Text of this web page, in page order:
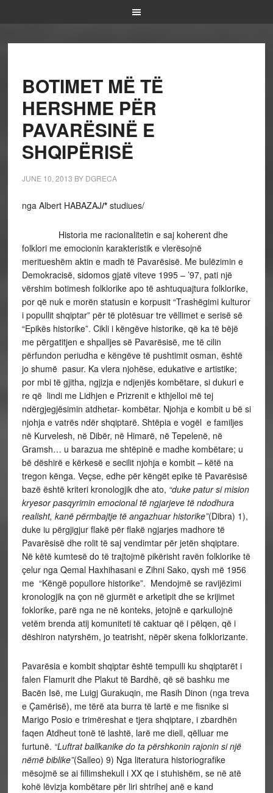
BOTIMET MË TË
HERSHME PËR
PAVARËSINË E
SHQIPËRISË
JUNE 10, 2013 BY DGRECA
nga Albert HABAZAJ/* studiues/
Historia me racionalitetin e saj koherent dhe
folklori me emocionin karakteristik e vlerësojnë
meritueshëm aktin e madh të Pavarësisë. Me bulëzimin e
Demokracisë, sidomos gjatë viteve 1995 – ’97, pati një
vërshim botimesh folklorike apo të ashtuquajtura folklorike,
por që nuk e morën statusin e korpusit “Trashëgimi kulturor
i popullit shqiptar” për të plotësuar tre vëllimet e serisë së
“Epikës historike”. Cikli i këngëve historike, që ka të bëjë
me përgatitjen e shpalljes së Pavarësisë, me të cilin
përfundon periudha e këngëve të pushtimit osman, është
jo shumë pasur. Ka vlera njohëse, edukative e artistike;
por mbi të gjitha, ngjizja e ndjenjës kombëtare, si dukuri e
re që lindi me Lidhjen e Prizrenit e kthjelloi më tej
ndërgjegjësimin atdhetar- kombëtar. Njohja e kombit u bë si
njohja e vatrës ndër shqiptarë. Shtëpia e vogël e familjes
në Kurvelesh, në Dibër, në Himarë, në Tepelenë, në
Gramsh… u barazua me shtëpinë e madhe kombëtare; u
bë dëshirë e kërkesë e secilit njohja e kombit – këtë na
tregon kënga. Veçse, edhe për këngët epike të Pavarësisë
bazë është kriteri kronologjik dhe ato, “duke patur si mision
kryesor pasqyrimin emocional të ngjarjeve të ndodhura
realisht, kanë përmbajtje të angazhuar historike”(Dibra) 1),
duke iu përgjigjur flakë për flakë ngjarjes madhore të
Pavarësisë dhe rolit të saj vendimtar për jetën shqiptare.
Në këtë kumtesë do të trajtojmë pikërisht ravën folklorike të
çelur nga Qemal Haxhihasani e Zihni Sako, qysh më 1956
me “Këngë popullore historike”. Mendojmë se ravijëzimi
kronologjik na çon në gjurmët e arketipit dhe se krijimet
foklorike, parë nga ne në konteks, jetojnë e qarkullojnë
vetëm brenda atij komuniteti të caktuar që i pëlqen, që i
dëshiron natyrshëm, jo teatrisht, nëpër skena folklorizante.
Pavarësia e kombit shqiptar është tempulli ku shqiptarët i
falen Flamurit dhe Plakut të Bardhë, që së bashku me
Bacën Isë, me Luigj Gurakuqin, me Rasih Dinon (nga treva
e Çamërisë), me tërë ata burra të lartë e me fisnike si
Marigo Posio e trimëreshat e tjera shqiptare, i zbardhën
faqen Atdheut tonë të lashtë, larë me diell, qëlluar me
furtunë. “Luftrat ballkanike do ta përshkonin rajonin si një
nëmë biblike”(Salleo) 9) Nga literatura historiografike
mësojmë se ai fillimshekull i XX qe i stuhishëm, se në atë
kohë lëvizja kombëtare për liri shtrihej anë e kand